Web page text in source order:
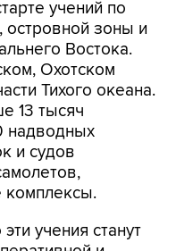
Востока.
Охотском
Тихого океана.
13 тысяч
надводных
и судов
учения станут
2026 году. В